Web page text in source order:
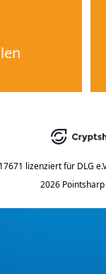
lizenziert für DLG
2026